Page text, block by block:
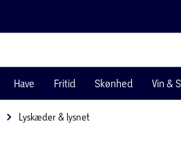
Have Fritid Skønhed Vin &
Lyskæder & lysnet